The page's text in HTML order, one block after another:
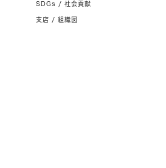
SDGs / 社会貢献
支店 / 組織図